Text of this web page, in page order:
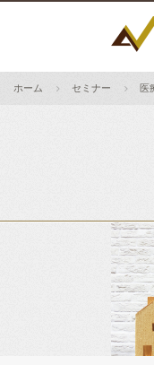
ホーム セミナー 医